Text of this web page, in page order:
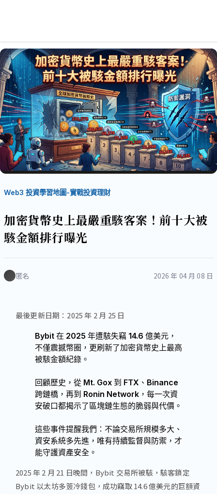
Web3 投資學習地圖-實戰投資理財
加密貨幣史上最嚴重駭客案！前十大被
駭金額排行曝光
匿名 2026 年 04 月 08 日
最後更新日期：2025 年 2 月 25 日
Bybit 在 2025 年遭駭失竊 14.6 億美元，
不僅震撼幣圈，更刷新了加密貨幣史上最高
被駭金額紀錄。
回顧歷史，從 Mt. Gox 到 FTX、Binance
跨鏈橋，再到 Ronin Network，每一次資
安破口都揭示了區塊鏈生態的脆弱與代價。
這些事件提醒我們：不論交易所規模多大、
資安系統多先進，唯有持續監督與防禦，才
能守護資產安全。
2025 年 2 月 21 日晚間，Bybit 交易所被駭，駭客鎖定
Bybit 以太坊多簽冷錢包，成功竊取 14.6 億美元的巨額資